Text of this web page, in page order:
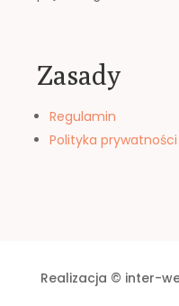
Zasady
Regulamin
Polityka
Realizacja © inter-